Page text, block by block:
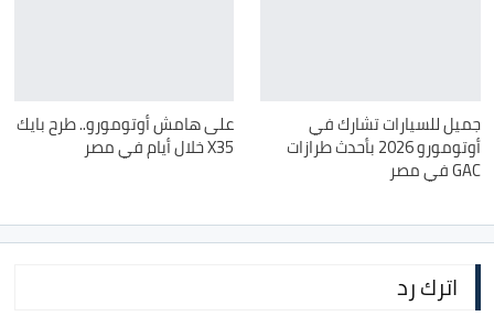
جميل للسيارات تشارك في
أوتومورو 2026 بأحدث طرازات
GAC في مصر
على هامش أوتومورو.. طرح بايك
X35 خلال أيام في مصر
اترك رد